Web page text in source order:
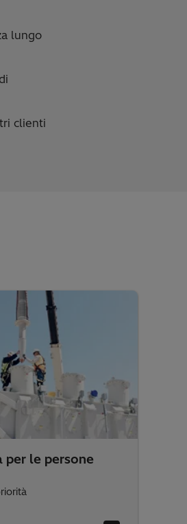
lungo
clienti
per le persone